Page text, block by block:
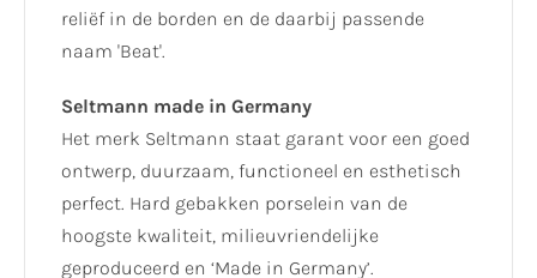
reliëf in de borden en de daarbij passende
naam 'Beat'.
Seltmann made in Germany
Het merk Seltmann staat garant voor een goed
ontwerp, duurzaam, functioneel en esthetisch
perfect. Hard gebakken porselein van de
hoogste kwaliteit, milieuvriendelijke
geproduceerd en ‘Made in Germany’.